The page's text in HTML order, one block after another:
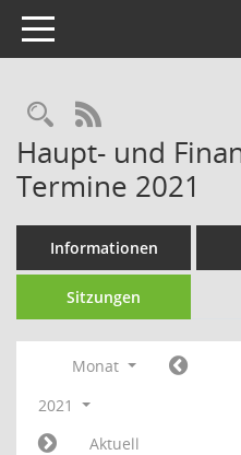
Toggle navigation
RSS-Feed
Haupt- und
Termine 2021
Informationen
Sitzungen
Monat
2021
Aktuell